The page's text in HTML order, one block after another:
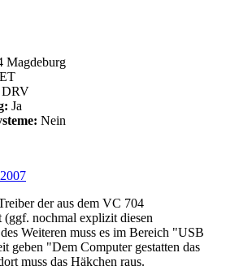
Magdeburg
DRV
Ja
Nein
der aus dem VC 704
(ggf. nochmal explizit diesen
Weiteren muss es im Bereich "USB
geben "Dem Computer gestatten das
muss das Häkchen raus.